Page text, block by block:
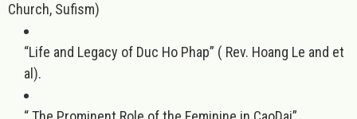
Church, Sufism)
“Life and Legacy of Duc Ho Phap” ( Rev. Hoang Le and et
al).